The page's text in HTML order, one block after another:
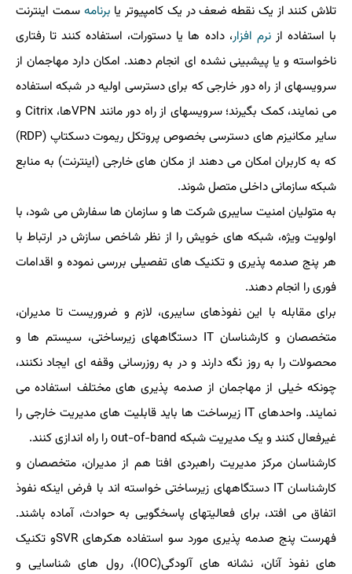
تلاش کنند از یک نقطه ضعف در یک کامپیوتر یا برنامه سمت اینترنت
با استفاده ازنرم افزار، داده ها یا دستورات، استفاده کنند تا رفتاری
ناخواسته و یا پیشبینی نشده ای انجام دهند. امکان دارد مهاجمان از
سرویسهای از راه دور خارجی که برای دسترسی اولیه در شبکه استفاده
می نمایند، کمک بگیرند؛ سرویسهای از راه دور مانند VPNها، Citrix و
سایر مکانیزم های دسترسی بخصوص پروتکل ریموت دسکتاپ (RDP)
که به کاربران امکان می دهند از مکان های خارجی (اینترنت) به منابع
شبکه سازمانی داخلی متصل شوند.
به متولیان امنیت سایبری شرکت ها و سازمان ها سفارش می شود، با
اولویت ویژه، شبکه های خویش را از نظر شاخص سازش در ارتباط با
هر پنج صدمه پذیری و تکنیک های تفصیلی بررسی نموده و اقدامات
فوری را انجام دهند.
برای مقابله با این نفوذهای سایبری، لازم و ضروریست تا مدیران،
متخصصان و کارشناسان IT دستگاه‎های زیرساختی، سیستم ها و
محصولات را به روز نگه دارند و در به روزرسانی وقفه ای ایجاد نکنند،
چونکه خیلی از مهاجمان از صدمه پذیری های مختلف استفاده می
نمایند. واحدهای IT زیرساخت ها باید قابلیت های مدیریت خارجی را
غیرفعال کنند و یک مدیریت شبکه out-of-band را راه اندازی کنند.
کارشناسان مرکز مدیریت راهبردی افتا هم از مدیران، متخصصان و
کارشناسان IT دستگاه‎های زیرساختی خواسته اند با فرض اینکه نفوذ
اتفاق می افتد، برای فعالیتهای پاسخگویی به حوادث، آماده باشند.
فهرست پنج صدمه پذیری مورد سو استفاده هکرهای SVRو تکنیک
های نفوذ آنان، نشانه های آلودگی(IOC)، رول های شناسایی و